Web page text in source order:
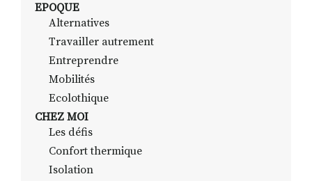
RECHERCHER
EPOQUE
Alternatives
Travailler autrement
Entreprendre
Mobilités
Ecolothique
CHEZ MOI
Les défis
Confort thermique
Isolation